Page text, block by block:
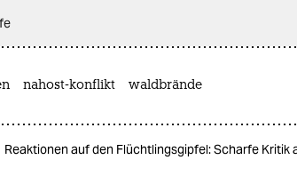
nahost-konflikt waldbrände
Reaktionen auf den Flüchtlingsgipfel: Scharfe Kritik